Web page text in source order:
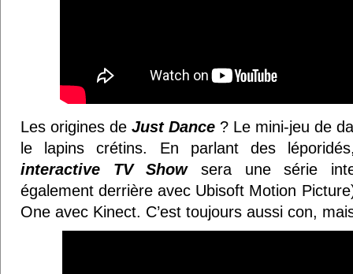
Les origines de Just Dance ? Le mini-jeu de
le lapins crétins. En parlant des
interactive TV Showsera une série
également derrière avec Ubisoft Motion
One avec Kinect. C’est toujours aussi con,